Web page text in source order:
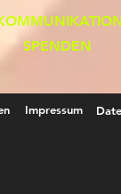
SPENDEN
Impressum